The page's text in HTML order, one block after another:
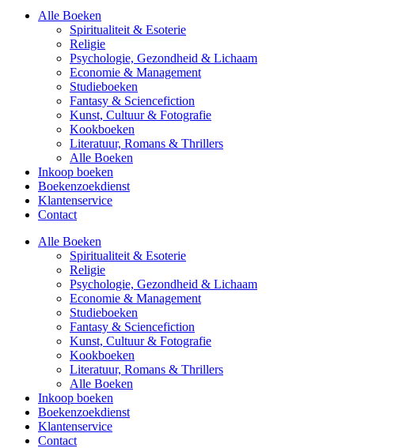
Alle Boeken
Spiritualiteit & Esoterie
Religie
Psychologie, Gezondheid & Lichaam
Economie & Management
Studieboeken
Fantasy & Sciencefiction
Kunst, Cultuur & Fotografie
Kookboeken
Literatuur, Romans & Thrillers
Alle Boeken
Inkoop boeken
Boekenzoekdienst
Klantenservice
Contact
Alle Boeken
Spiritualiteit & Esoterie
Religie
Psychologie, Gezondheid & Lichaam
Economie & Management
Studieboeken
Fantasy & Sciencefiction
Kunst, Cultuur & Fotografie
Kookboeken
Literatuur, Romans & Thrillers
Alle Boeken
Inkoop boeken
Boekenzoekdienst
Klantenservice
Contact